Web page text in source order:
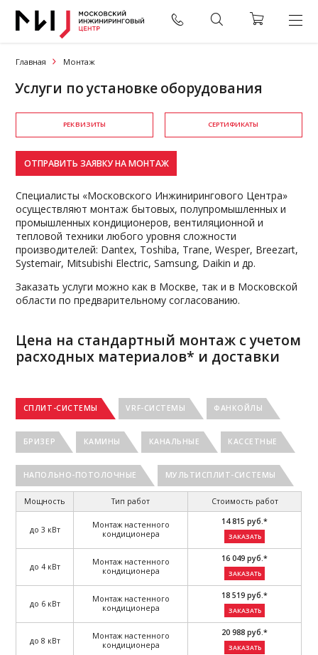
Главная Монтаж
Услуги по установке оборудования
РЕКВИЗИТЫ СЕРТИФИКАТЫ
ОТПРАВИТЬ ЗАЯВКУ НА МОНТАЖ
Специалисты «Московского Инжинирингового Центра»
осуществляют монтаж бытовых, полупромышленных и
промышленных кондиционеров, вентиляционной и
тепловой техники любого уровня сложности
производителей: Dantex, Toshiba, Trane, Wesper, Breezart,
Systemair, Mitsubishi Electric, Samsung, Daikin и др.
Заказать услуги можно как в Москве, так и в Московской
области по предварительному согласованию.
Цена на стандартный монтаж с учетом
расходных материалов* и доставки
СПЛИТ-СИСТЕМЫ VRF-СИСТЕМЫ ФАНКОЙЛЫ
БРИЗЕР КАМИНЫ КАНАЛЬНЫЕ КАССЕТНЫЕ
НАПОЛЬНО-ПОТОЛОЧНЫЕ МУЛЬТИСПЛИТ-СИСТЕМЫ
Мощность Тип работ Стоимость работ
до 3 кВт
Монтаж настенного
кондиционера
14 815 руб.*
ЗАКАЗАТЬ
до 4 кВт
Монтаж настенного
кондиционера
16 049 руб.*
ЗАКАЗАТЬ
до 6 кВт
Монтаж настенного
кондиционера
18 519 руб.*
ЗАКАЗАТЬ
до 8 кВт
Монтаж настенного
кондиционера
20 988 руб.*
ЗАКАЗАТЬ